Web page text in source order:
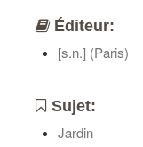
Éditeur:
[s.n.] (Paris)
Sujet:
Jardin